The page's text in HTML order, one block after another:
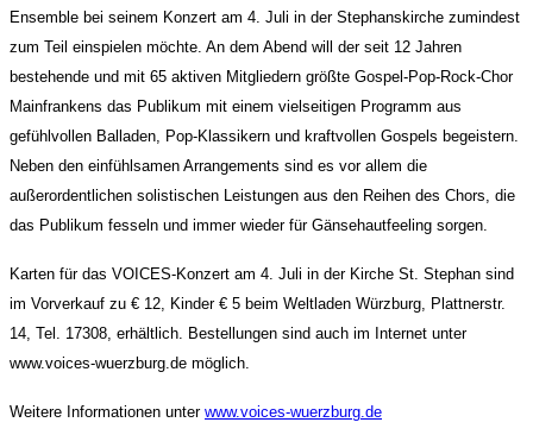
Ensemble bei seinem Konzert am 4. Juli in der Stephanskirche zumindest
zum Teil einspielen möchte. An dem Abend will der seit 12 Jahren
bestehende und mit 65 aktiven Mitgliedern größte Gospel-Pop-Rock-Chor
Mainfrankens das Publikum mit einem vielseitigen Programm aus
gefühlvollen Balladen, Pop-Klassikern und kraftvollen Gospels begeistern.
Neben den einfühlsamen Arrangements sind es vor allem die
außerordentlichen solistischen Leistungen aus den Reihen des Chors, die
das Publikum fesseln und immer wieder für Gänsehautfeeling sorgen.
Karten für das VOICES-Konzert am 4. Juli in der Kirche St. Stephan sind
im Vorverkauf zu € 12, Kinder € 5 beim Weltladen Würzburg, Plattnerstr.
14, Tel. 17308, erhältlich. Bestellungen sind auch im Internet unter
www.voices-wuerzburg.de möglich.
Weitere Informationen unter www.voices-wuerzburg.de